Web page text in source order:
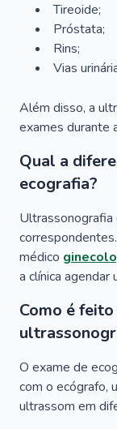
Tireoide;
Próstata;
Rins;
Vias
Além disso, a
exames durante
Qual a
ecografia?
Ultrassonografia
médico
a clínica agendar
Como é
O exame de
com o ecógrafo,
ultrassom em